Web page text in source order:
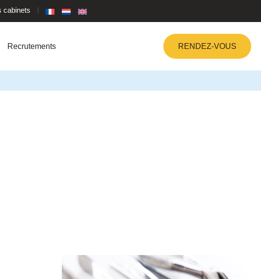
cabinets
Recrutements RENDEZ-VOUS